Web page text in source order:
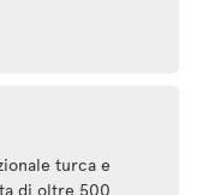
turca e
di oltre 500